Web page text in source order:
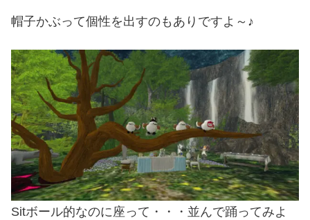
帽子かぶって個性を出すのもありですよ～♪
Sitボール的なのに座って・・・並んで踊ってみよ